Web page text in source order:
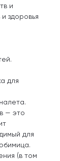
и
здоровья
для
— это
для
(в том